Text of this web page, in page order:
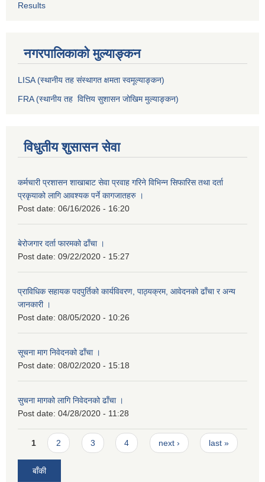
Results
नगरपालिकाको मुल्याङ्कन
LISA (स्थानीय तह संस्थागत क्षमता स्वमूल्याङ्कन)
FRA (स्थानीय तह वित्तिय सुशासन जोखिम मुल्याङ्कन)
विधुतीय शुसासन सेवा
कर्मचारी प्रशासन शाखाबाट सेवा प्रवाह गरिने विभिन्न सिफारिस तथा दर्ता
प्रकृयाको लागि आवश्यक पर्ने कागजातहरु ।
Post date: 06/16/2026 - 16:20
बेरोजगार दर्ता फारमको ढाँचा ।
Post date: 09/22/2020 - 15:27
प्राविधिक सहायक पदपुर्तिको कार्यविवरण, पाठ्यक्रम, आवेदनको ढाँचा र अन्य
जानकारी ।
Post date: 08/05/2020 - 10:26
सूचना माग निवेदनको ढाँचा ।
Post date: 08/02/2020 - 15:18
सुचना मागको लागि निवेदनको ढाँचा ।
Post date: 04/28/2020 - 11:28
Pages
1 2 3 4 next › last »
बाँकी